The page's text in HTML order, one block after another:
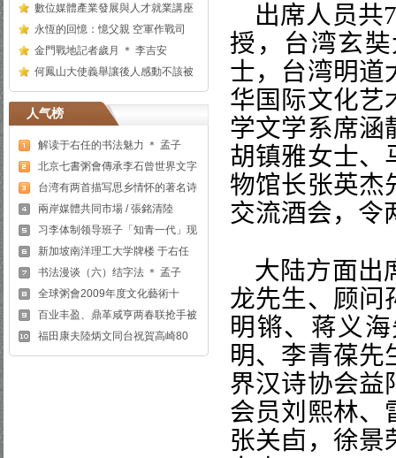
數位媒體產業發展與人才就業講座
永恆的回憶：憶父親 空軍作戰司
金門戰地記者歲月 ＊ 李吉安
何鳳山大使義舉讓後人感動不該被
人气榜
解读于右任的书法魅力 ＊ 孟子
北京七書粥會傳承李石曾世界文字
台湾有两首描写思乡情怀的著名诗
兩岸媒體共同市場 / 張銘清陸
习李体制领导班子「知青一代」现
新加坡南洋理工大学牌楼 于右任
书法漫谈（六）结字法 ＊ 孟子
全球粥會2009年度文化藝術十
百业丰盈、鼎革咸亨两春联抢手被
福田康夫陸炳文同台祝賀高崎80
出席人员共
授，台湾玄
士，台湾明道
华国际文化艺
学文学系席涵
胡镇雅女士、
物馆长张英杰
交流酒会，令
大陆方面出
龙先生、顾问
明锵、 蒋义海
明、 李青葆先
界汉诗协会益
会员刘熙林、
张关卣， 徐景